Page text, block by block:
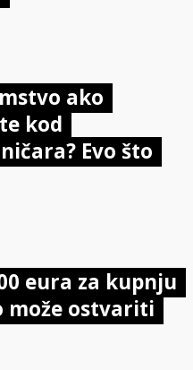
ako
kod
Evo što
eura za kupnju
može ostvariti